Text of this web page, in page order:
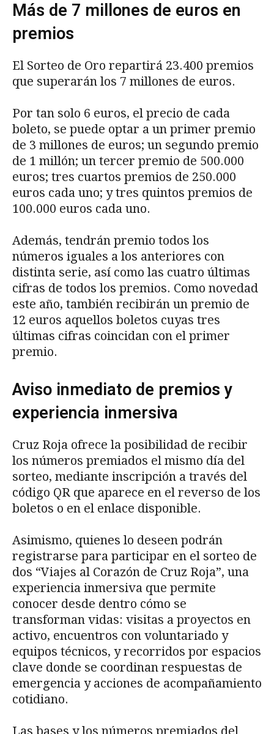
Más de 7 millones de euros en
premios
El Sorteo de Oro repartirá 23.400 premios
que superarán los 7 millones de euros.
Por tan solo 6 euros, el precio de cada
boleto, se puede optar a un primer premio
de 3 millones de euros; un segundo premio
de 1 millón; un tercer premio de 500.000
euros; tres cuartos premios de 250.000
euros cada uno; y tres quintos premios de
100.000 euros cada uno.
Además, tendrán premio todos los
números iguales a los anteriores con
distinta serie, así como las cuatro últimas
cifras de todos los premios. Como novedad
este año, también recibirán un premio de
12 euros aquellos boletos cuyas tres
últimas cifras coincidan con el primer
premio.
Aviso inmediato de premios y
experiencia inmersiva
Cruz Roja ofrece la posibilidad de recibir
los números premiados el mismo día del
sorteo, mediante inscripción a través del
código QR que aparece en el reverso de los
boletos o en el enlace disponible.
Asimismo, quienes lo deseen podrán
registrarse para participar en el sorteo de
dos “Viajes al Corazón de Cruz Roja”, una
experiencia inmersiva que permite
conocer desde dentro cómo se
transforman vidas: visitas a proyectos en
activo, encuentros con voluntariado y
equipos técnicos, y recorridos por espacios
clave donde se coordinan respuestas de
emergencia y acciones de acompañamiento
cotidiano.
Las bases y los números premiados del